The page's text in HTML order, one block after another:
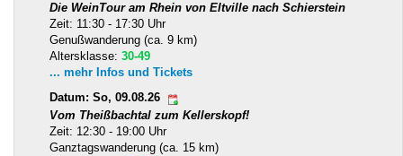
Die WeinTour am Rhein von Eltville nach Schierstein
Zeit: 11:30 - 17:30 Uhr
Genußwanderung (ca. 9 km)
Altersklasse: 30-49
... mehr Infos und Tickets
Datum: So, 09.08.26
Vom Theißbachtal zum Kellerskopf!
Zeit: 12:30 - 19:00 Uhr
Ganztagswanderung (ca. 15 km)